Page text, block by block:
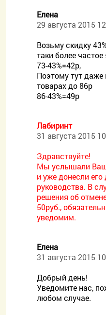
Елена
29 августа 2015
Возьму скидку
таки более частое
73-43%=42р,
Поэтому тут даже
товарах до 86р
86-43%=49р
Лабиринт
31 августа 2015
Здравствуйте!
Мы услышали
и уже донесли его
руководства. В
решения об
50руб.,
уведомим.
Елена
31 августа 2015
Добрый день!
Уведомите нас,
любом случае.